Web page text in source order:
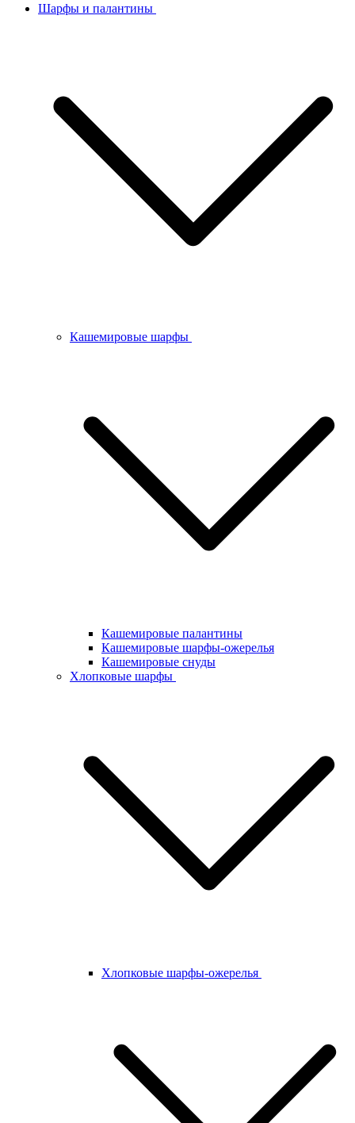
Шарфы и палантины
Кашемировые шарфы
Кашемировые палантины
Кашемировые шарфы-ожерелья
Кашемировые снуды
Хлопковые шарфы
Хлопковые шарфы-ожерелья